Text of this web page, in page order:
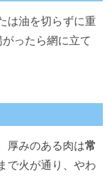
は油を切らずに重
ったら網に立て
厚みのある肉は常
で火が通り、やわ